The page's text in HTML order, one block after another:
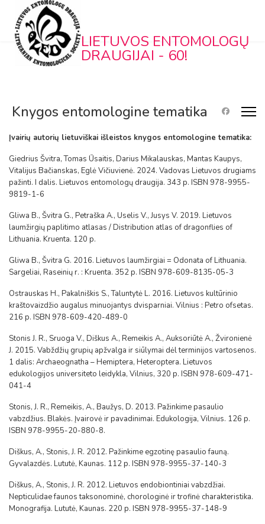
LIETUVOS ENTOMOLOGŲ
DRAUGIJAI - 60!
Knygos entomologine tematika
Įvairių autorių lietuviškai išleistos knygos entomologine tematika:
Giedrius Švitra, Tomas Ūsaitis, Darius Mikalauskas, Mantas Kaupys,
Vitalijus Bačianskas, Eglė Vičiuvienė. 2024. Vadovas Lietuvos drugiams
pažinti. I dalis. Lietuvos entomologų draugija. 343 p. ISBN 978-9955-
9819-1-6
Gliwa B., Švitra G., Petraška A., Uselis V., Jusys V. 2019. Lietuvos
laumžirgių paplitimo atlasas / Distribution atlas of dragonflies of
Lithuania. Kruenta. 120 p.
Gliwa B., Švitra G. 2016. Lietuvos laumžirgiai = Odonata of Lithuania.
Sargeliai, Raseinių r. : Kruenta. 352 p. ISBN 978-609-8135-05-3
Ostrauskas H., Pakalniškis S., Taluntytė L. 2016. Lietuvos kultūrinio
kraštovaizdžio augalus minuojantys dvisparniai. Vilnius : Petro ofsetas.
216 p. ISBN 978-609-420-489-0
Stonis J. R., Sruoga V., Diškus A., Remeikis A., Auksoriūtė A., Žvironienė
J. 2015. Vabždžių grupių apžvalga ir siūlymai dėl terminijos vartosenos.
1 dalis: Archaeognatha – Hemiptera, Heteroptera. Lietuvos
edukologijos universiteto leidykla, Vilnius, 320 p. ISBN 978-609-471-
041-4
Stonis, J. R., Remeikis, A., Baužys, D. 2013. Pažinkime pasaulio
vabzdžius. Blakės. Įvairovė ir pavadinimai. Edukologija, Vilnius. 126 p.
ISBN 978-9955-20-880-8.
Diškus, A., Stonis, J. R. 2012. Pažinkime egzotinę pasaulio fauną.
Gyvalazdės. Lututė, Kaunas. 112 p. ISBN 978-9955-37-140-3
Diškus, A., Stonis, J. R. 2012. Lietuvos endobiontiniai vabzdžiai.
Nepticulidae faunos taksonominė, chorologinė ir trofinė charakteristika.
Monografija. Lututė, Kaunas. 220 p. ISBN 978-9955-37-148-9